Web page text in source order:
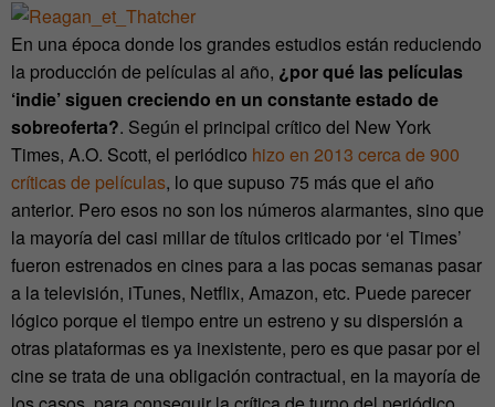
En una época donde los grandes estudios están reduciendo
la producción de películas al año, ¿por qué las películas
‘indie’ siguen creciendo en un constante estado de
sobreoferta?. Según el principal crítico del New York
Times, A.O. Scott, el periódico hizo en 2013 cerca de 900
críticas de películas, lo que supuso 75 más que el año
anterior. Pero esos no son los números alarmantes, sino que
la mayoría del casi millar de títulos criticado por ‘el Times’
fueron estrenados en cines para a las pocas semanas pasar
a la televisión, iTunes, Netflix, Amazon, etc. Puede parecer
lógico porque el tiempo entre un estreno y su dispersión a
otras plataformas es ya inexistente, pero es que pasar por el
cine se trata de una obligación contractual, en la mayoría de